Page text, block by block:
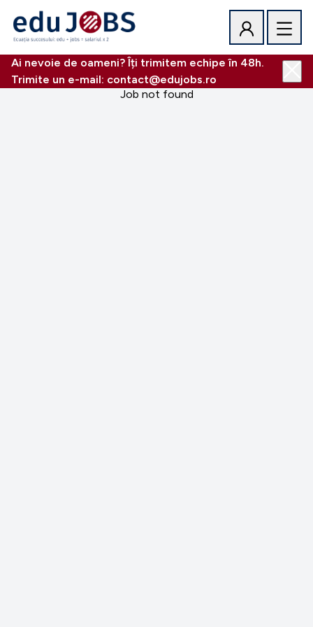
Ai nevoie de oameni? Îți trimitem echipe în 48h.
Trimite un e-mail: contact@edujobs.ro
Job not found